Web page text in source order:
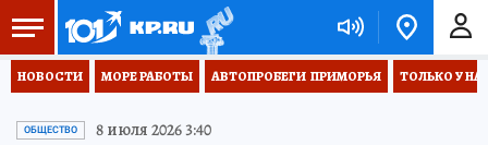
НОВОСТИ МОРЕ РАБОТЫ АВТОПРОБЕГИ  ПРИМОРЬЯ ТОЛЬКО У
ОБЩЕСТВО 8 июля 2026 3:40